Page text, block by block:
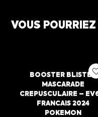
VOUS
BOOSTER BLISTER
MASCARADE
CREPUSCULAIRE –
FRANCAIS 2024
POKEMON